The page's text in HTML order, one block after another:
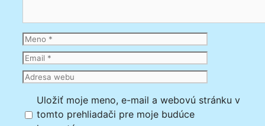
Meno
Email
Adresa
Uložiť moje meno, e-mail a webovú stránku v
tomto prehliadači pre moje budúce